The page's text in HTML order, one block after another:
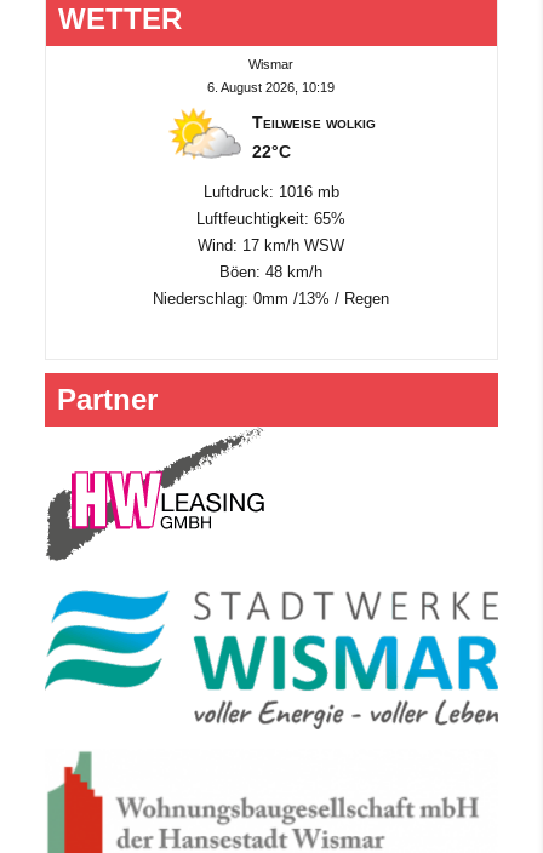
WETTER
Wismar
6. August 2026, 10:19
Teilweise wolkig
22°C
Luftdruck: 1016 mb
Luftfeuchtigkeit: 65%
Wind: 17 km/h WSW
Böen: 48 km/h
Niederschlag:0mm /13% / Regen
Partner